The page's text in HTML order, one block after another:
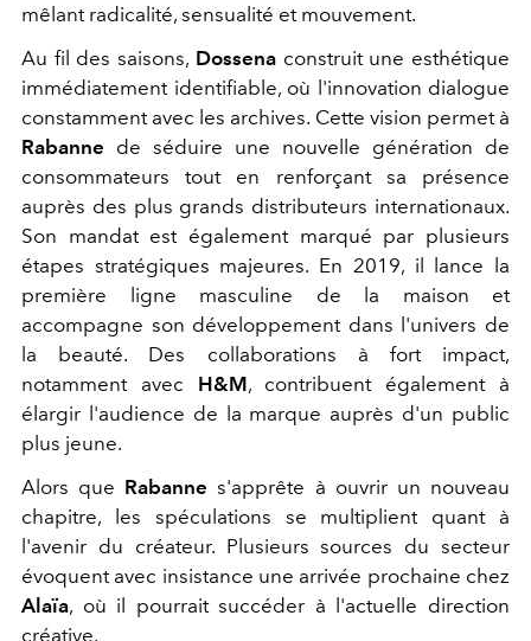
mêlant radicalité, sensualité et mouvement.
Au fil des saisons, Dossenaconstruit une esthétique
immédiatement identifiable, où l'innovation dialogue
constamment avec les archives. Cette vision permet à
Rabanne de séduire une nouvelle génération de
consommateurs tout en renforçant sa présence
auprès des plus grands distributeurs internationaux.
Son mandat est également marqué par plusieurs
étapes stratégiques majeures. En 2019, il lance la
première ligne masculine de la maison et
accompagne son développement dans l'univers de
la beauté. Des collaborations à fort impact,
notamment avec H&M, contribuent également à
élargir l'audience de la marque auprès d'un public
plus jeune.
Alors que Rabanne s'apprête à ouvrir un nouveau
chapitre, les spéculations se multiplient quant à
l'avenir du créateur. Plusieurs sources du secteur
évoquent avec insistance une arrivée prochaine chez
Alaïa, où il pourrait succéder à l'actuelle direction
créative.